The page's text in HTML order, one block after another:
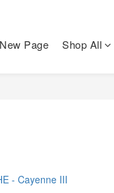
New Page Shop All